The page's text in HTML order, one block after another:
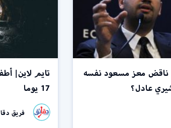
معز مسعود نفسه
عادل؟
تايم لاين|
17 يوما
فريق